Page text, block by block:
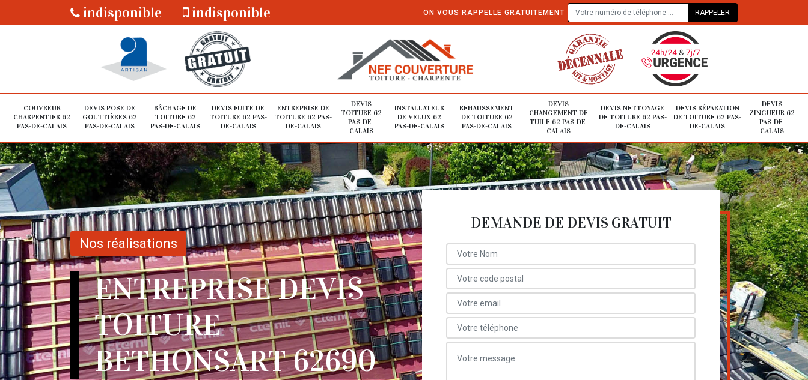
indisponible indisponible ON VOUS RAPPELLE GRATUITEMENT
COUVREUR
CHARPENTIER 62
PAS-DE-CALAIS
DEVIS POSE DE
GOUTTIÈRES 62
PAS-DE-CALAIS
BÂCHAGE DE
TOITURE 62
PAS-DE-CALAIS
DEVIS FUITE DE
TOITURE 62 PAS-
DE-CALAIS
ENTREPRISE DE
TOITURE 62 PAS-
DE-CALAIS
DEVIS
TOITURE 62
PAS-DE-
CALAIS
INSTALLATEUR
DE VELUX 62
PAS-DE-CALAIS
REHAUSSEMENT
DE TOITURE 62
PAS-DE-CALAIS
DEVIS
CHANGEMENT DE
TUILE 62 PAS-DE-
CALAIS
DEVIS NETTOYAGE
DE TOITURE 62 PAS-
DE-CALAIS
DEVIS RÉPARATION
DE TOITURE 62 PAS-
DE-CALAIS
DEVIS
ZINGUEUR 62
PAS-DE-
CALAIS
Nos réalisations
ENTREPRISE DEVIS
TOITURE
BETHONSART 62690
DEMANDE DE DEVIS GRATUIT